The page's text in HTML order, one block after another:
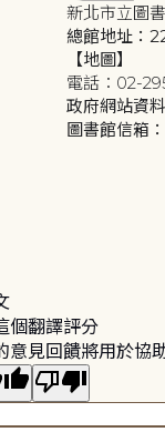
新北市立圖
總館地址：
【地圖】
電話：02-
政府網站資
圖書館信箱
個翻譯評分
意見回饋將用於協